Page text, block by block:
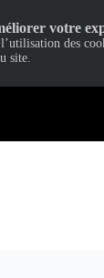
votre
des
site.